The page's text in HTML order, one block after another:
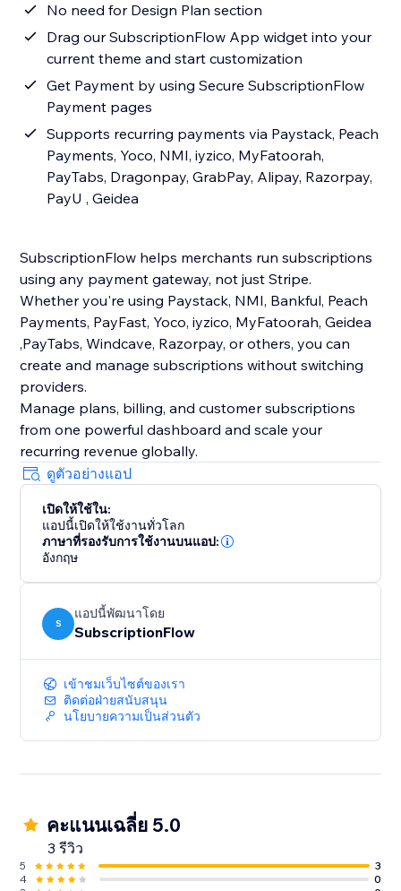
No need for Design Plan section
Drag our SubscriptionFlow App widget into your
current theme and start customization
Get Payment by using Secure SubscriptionFlow
Payment pages
Supports recurring payments via Paystack, Peach
Payments, Yoco, NMI, iyzico, MyFatoorah,
PayTabs, Dragonpay, GrabPay, Alipay, Razorpay,
PayU , Geidea
SubscriptionFlow helps merchants run subscriptions
using any payment gateway, not just Stripe.
Whether you're using Paystack, NMI, Bankful, Peach
Payments, PayFast, Yoco, iyzico, MyFatoorah, Geidea
,PayTabs, Windcave, Razorpay, or others, you can
create and manage subscriptions without switching
providers.
Manage plans, billing, and customer subscriptions
from one powerful dashboard and scale your
recurring revenue globally.
ดูตัวอย่างแอป
เปิดให้ใช้ใน:
แอปนี้เปิดให้ใช้งานทั่วโลก
ภาษาที่รองรับการใช้งานบนแอป:
อังกฤษ
S
แอปนี้พัฒนาโดย
SubscriptionFlow
เข้าชมเว็บไซต์ของเรา
ติดต่อฝ่ายสนับสนุน
นโยบายความเป็นส่วนตัว
คะแนนเฉลี่ย 5.0
3 รีวิว
5
3
4
0